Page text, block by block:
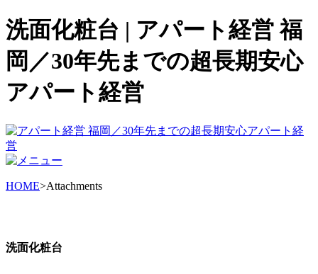
洗面化粧台 | アパート経営 福
岡／30年先までの超長期安心
アパート経営
HOME>Attachments
洗面化粧台